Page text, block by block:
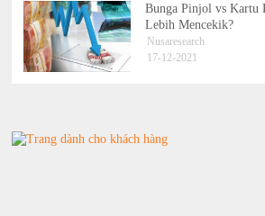
Bunga Pinjol vs Kartu
Lebih Mencekik?
Nusaresearch
17-12-2021